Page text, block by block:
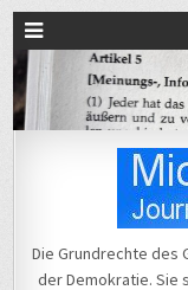
Michael Voß
Die Grundrechte des
der Demokratie. Sie